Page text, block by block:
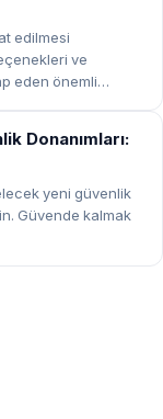
edilmesi
ve
eden önemli
Donanımları:
yeni güvenlik
Güvende kalmak